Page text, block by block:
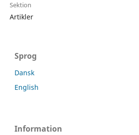
Sektion
Artikler
Sprog
Dansk
English
Information